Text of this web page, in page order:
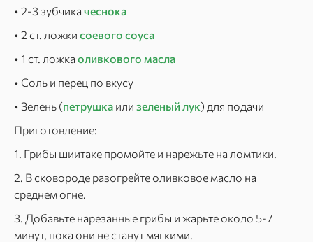
• 2-3 зубчика чеснока
• 2 ст. ложки соевого соуса
• 1 ст. ложка оливкового масла
• Соль и перец по вкусу
• Зелень (петрушка или зеленый лук) для подачи
Приготовление:
1. Грибы шиитаке промойте и нарежьте на ломтики.
2. В сковороде разогрейте оливковое масло на
среднем огне.
3. Добавьте нарезанные грибы и жарьте около 5-7
минут, пока они не станут мягкими.